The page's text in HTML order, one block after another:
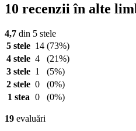
10 recenzii în alte
4,7 din 5 stele
5 stele 14 (73%)
4 stele 4
(21%)
3 stele 1
(5%)
2 stele 0
(0%)
1 stea 0 (0%)
19 evaluări